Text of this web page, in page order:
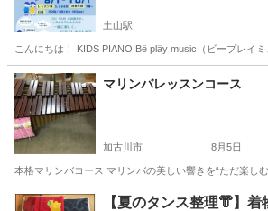
土山駅
こんにちは！ KIDS PIANO Bë pläy music（ビープレ
兵庫 明石市 土山駅
マリンバレッスンコース
加古川市 8月5日
本格マリンバコース マリンバの美しい響きを“ただ楽し
兵庫 加古川市 その他 マリンバ
【夏のタンス整理👘】